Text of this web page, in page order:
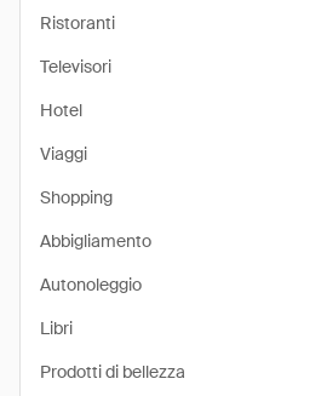
Ristoranti
Televisori
Hotel
Viaggi
Shopping
Abbigliamento
Autonoleggio
Libri
Prodotti di bellezza